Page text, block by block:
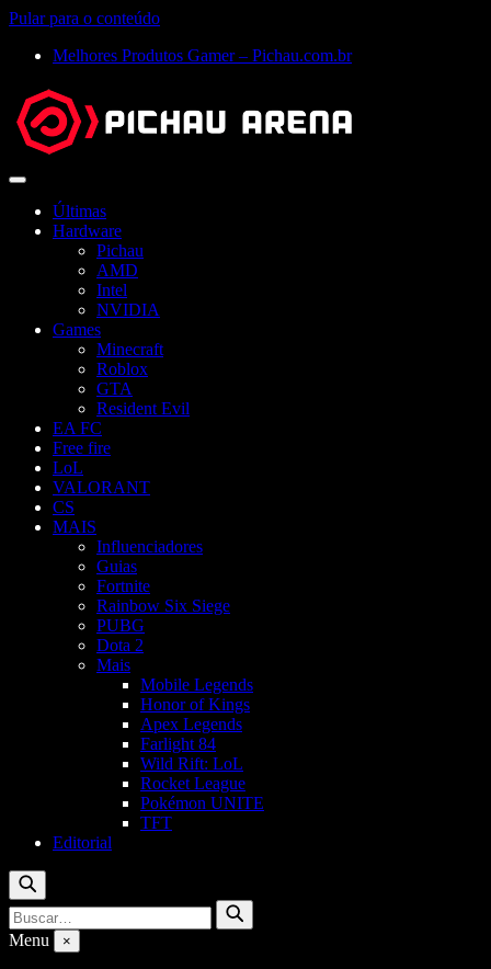
Pular para o conteúdo
Melhores Produtos Gamer – Pichau.com.br
Abrir
Últimas
Hardware
Pichau
AMD
Intel
NVIDIA
Games
Minecraft
Roblox
GTA
Resident Evil
EA FC
Free fire
LoL
VALORANT
CS
MAIS
Influenciadores
Guias
Fortnite
Rainbow Six Siege
PUBG
Dota 2
Mais
Mobile Legends
Honor of Kings
Apex Legends
Farlight 84
Wild Rift: LoL
Rocket League
Pokémon UNITE
TFT
Editorial
Buscar
Buscar
por:
Buscar
Menu ×